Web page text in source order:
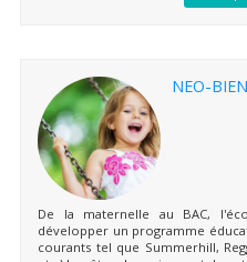
NEO-
De la maternelle au BAC,
développer un programme
courants tel que Summerhill,